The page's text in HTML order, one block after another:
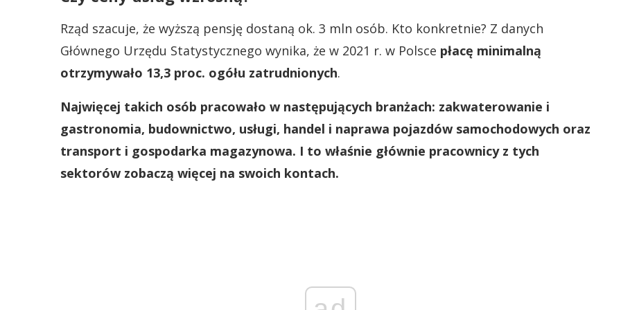
Rząd szacuje, że wyższą pensję dostaną ok. 3 mln osób. Kto konkretnie? Z danych
Głównego Urzędu Statystycznego wynika, że w 2021 r. w Polsce płacę minimalną
otrzymywało 13,3 proc. ogółu zatrudnionych.
Najwięcej takich osób pracowało w następujących branżach: zakwaterowanie i
gastronomia, budownictwo, usługi, handel i naprawa pojazdów samochodowych oraz
transport i gospodarka magazynowa. I to właśnie głównie pracownicy z tych
sektorów zobaczą więcej na swoich kontach.